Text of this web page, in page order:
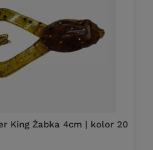
King Żabka 4cm | kolor 20